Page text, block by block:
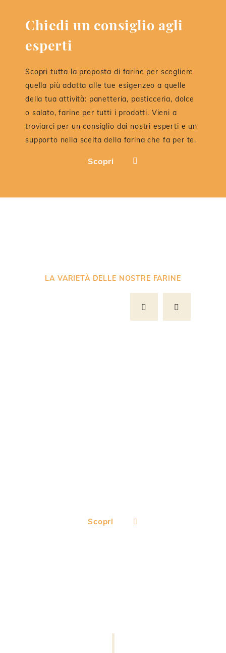
Chiedi un consiglio agli
esperti
Scopri tutta la proposta di farine per scegliere
quella più adatta alle tue esigenzeo a quelle
della tua attività: panetteria, pasticceria, dolce
o salato, farine per tutti i prodotti. Vieni a
troviarci per un consiglio dai nostri esperti e un
supporto nella scelta della farina che fa per te.
Scopri
LA VARIETÀ DELLE NOSTRE FARINE
Scopri